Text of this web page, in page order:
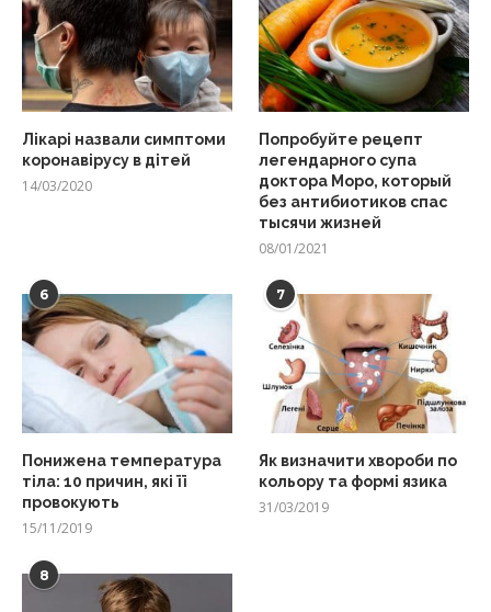
Лікарі назвали симптоми
коронавірусу в дітей
14/03/2020
Попробуйте рецепт
легендарного супа
доктора Моро, который
без антибиотиков спас
тысячи жизней
08/01/2021
6
Понижена температура
тіла: 10 причин, які її
провокують
15/11/2019
7
Як визначити хвороби по
кольору та формі язика
31/03/2019
8